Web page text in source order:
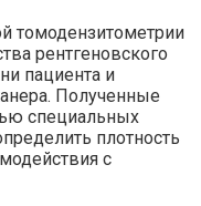
томодензитометрии
рентгеновского
пациента и
Полученные
специальных
плотность
с